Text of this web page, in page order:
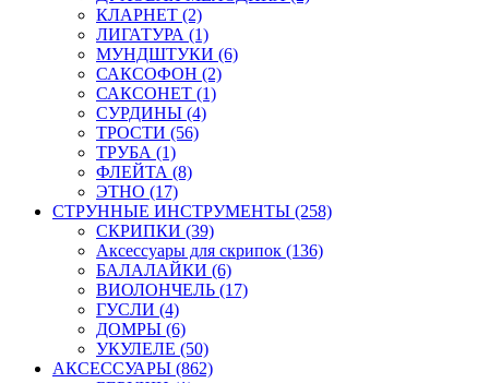
КЛАРНЕТ (2)
ЛИГАТУРА (1)
МУНДШТУКИ (6)
САКСОФОН (2)
САКСОНЕТ (1)
СУРДИНЫ (4)
ТРОСТИ (56)
ТРУБА (1)
ФЛЕЙТА (8)
ЭТНО (17)
СТРУННЫЕ ИНСТРУМЕНТЫ (258)
СКРИПКИ (39)
Аксессуары для скрипок (136)
БАЛАЛАЙКИ (6)
ВИОЛОНЧЕЛЬ (17)
ГУСЛИ (4)
ДОМРЫ (6)
УКУЛЕЛЕ (50)
АКСЕССУАРЫ (862)